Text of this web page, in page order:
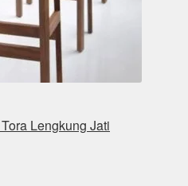
Lengkung Jati